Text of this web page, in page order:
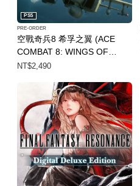
空戰奇兵8 希孚之翼 (ACE
COMBAT 8: WINGS OF
THEVE) 數位豪華版 (中日英
PS5
PRE-ORDER
NT$2,490